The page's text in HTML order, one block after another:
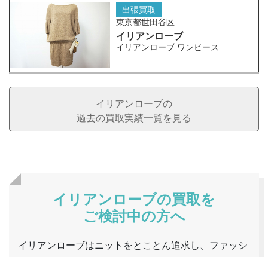
出張買取
東京都世田谷区
イリアンローブ
イリアンローブ ワンピース
イリアンローブの
過去の買取実績一覧を見る
イリアンローブの買取を
ご検討中の方へ
イリアンローブはニットをとことん追求し、ファッシ